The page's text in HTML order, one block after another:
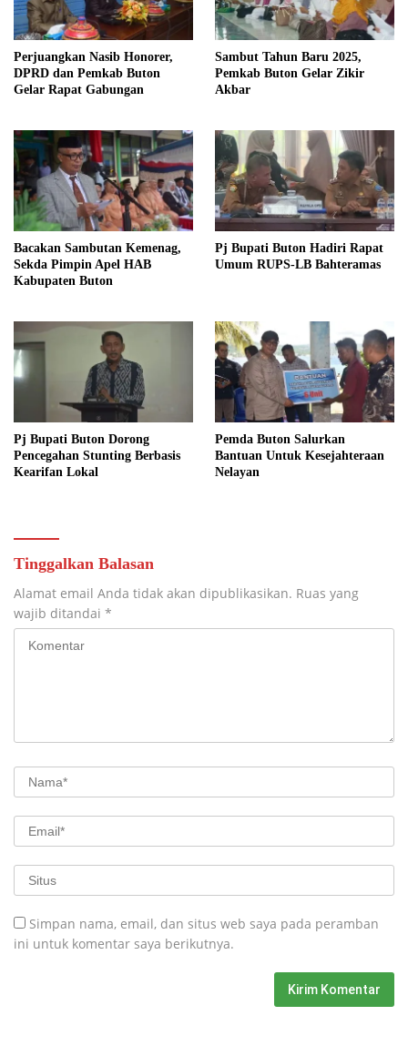
Perjuangkan Nasib Honorer,
DPRD dan Pemkab Buton
Gelar Rapat Gabungan
Sambut Tahun Baru 2025,
Pemkab Buton Gelar Zikir
Akbar
Bacakan Sambutan Kemenag,
Sekda Pimpin Apel HAB
Kabupaten Buton
Pj Bupati Buton Hadiri Rapat
Umum RUPS-LB Bahteramas
Pj Bupati Buton Dorong
Pencegahan Stunting Berbasis
Kearifan Lokal
Pemda Buton Salurkan
Bantuan Untuk Kesejahteraan
Nelayan
Tinggalkan Balasan
Alamat email Anda tidak akan dipublikasikan. Ruas yang
wajib ditandai *
Simpan nama, email, dan situs web saya pada peramban
ini untuk komentar saya berikutnya.